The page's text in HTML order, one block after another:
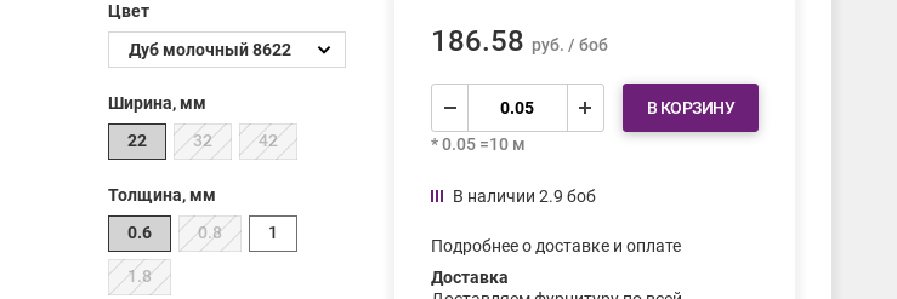
Цвет
Ширина, мм
22
32 42
Толщина, мм
0.6
0.8 1
1.8
186.58 руб. / боб
В КОРЗИНУ
* 0.05 =10 м
В наличии 2.9 боб
Подробнее о доставке и оплате
Доставка